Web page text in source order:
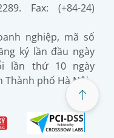
Fax: (+84-24)
nghiệp, mã số
ký lần đầu ngày
lần thứ 10 ngày
Thành phố Hà Nội.